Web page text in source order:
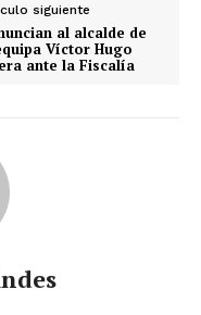
siguiente
al alcalde de
Víctor Hugo
ante la Fiscalía